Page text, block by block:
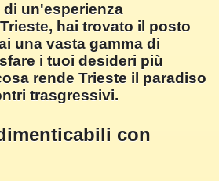
di un'esperienza
hai trovato il posto
una vasta gamma di
i tuoi desideri più
rende Trieste il paradiso
trasgressivi.
con